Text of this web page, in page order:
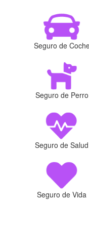
Seguro de
Seguro de Perro
Seguro de Salud
Seguro de Vida